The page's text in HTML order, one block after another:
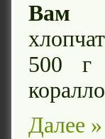
Вам
500 г
Далее »